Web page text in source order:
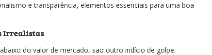
e transparência, elementos essenciais para uma boa
Irrealistas
do valor de mercado, são outro indício de golpe.